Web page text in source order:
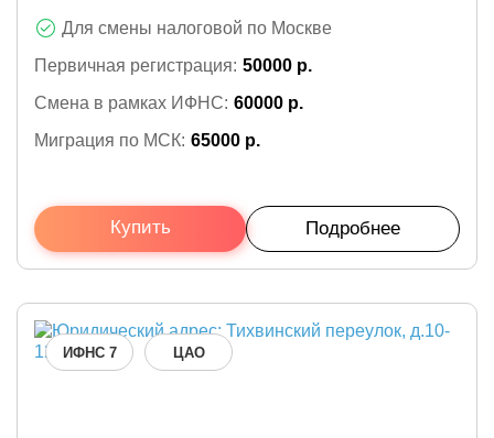
Для смены налоговой по Москве
Первичная регистрация: 50000 р.
Смена в рамках ИФНС: 60000 р.
Миграция по МСК: 65000 р.
Купить Подробнее
ИФНС 7 ЦАО